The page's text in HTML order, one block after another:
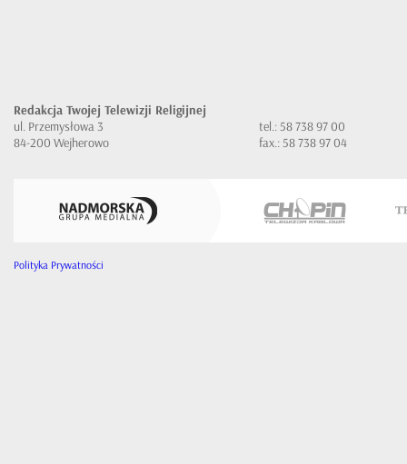
Redakcja Twojej Telewizji Religijnej
ul. Przemysłowa 3
84-200 Wejherowo
tel.: 58 738 97 00
fax.: 58 738 97 04
Polityka Prywatności